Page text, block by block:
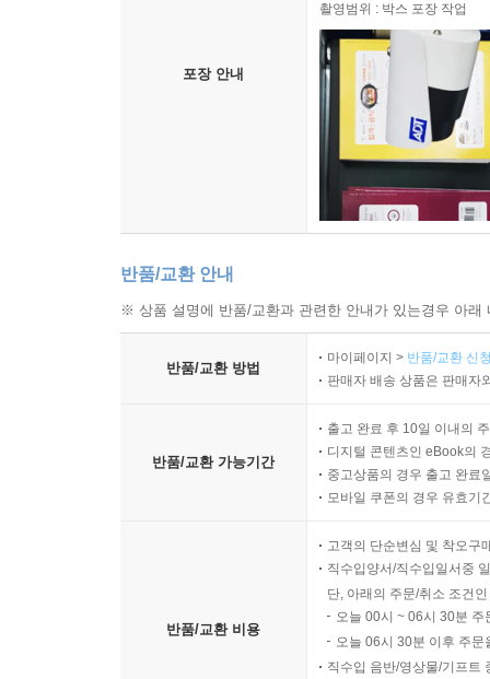
포장 안내
촬영범위 : 박스 포장 작업
반품/교환 안내
※ 상품 설명에 반품/교환과 관련한 안내가 있는경우 아
반품/교환 방법
마이페이지 > 반품/교환 신
판매자 배송 상품은 판매자
반품/교환 가능기간
출고 완료 후 10일 이내의
디지털 콘텐츠인 eBook의
중고상품의 경우 출고 완료
모바일 쿠폰의 경우 유효기
반품/교환 비용
고객의 단순변심 및 착오구
직수입양서/직수입일서중
단, 아래의 주문/취소 조건
오늘 00시 ~ 06시 30분
오늘 06시 30분 이후 주
직수입 음반/영상물/기프트